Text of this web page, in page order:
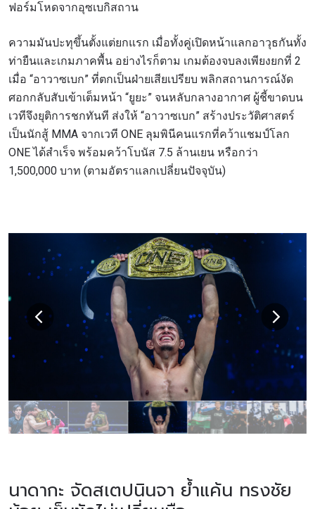
ฟอร์มโหดจากอุซเบกิสถาน
ความมันปะทุขึ้นตั้งแต่ยกแรก เมื่อทั้งคู่เปิดหน้าแลกอาวุธกันทั้ง
ท่ายืนและเกมภาคพื้น อย่างไรก็ตาม เกมต้องจบลงเพียงยกที่ 2
เมื่อ “อาวาซเบก” ที่ตกเป็นฝ่ายเสียเปรียบ พลิกสถานการณ์งัด
ศอกกลับสับเข้าเต็มหน้า “ยูยะ” จนหลับกลางอากาศ ผู้ชี้ขาดบน
เวทีจึงยุติการชกทันที ส่งให้ “อาวาซเบก” สร้างประวัติศาสตร์
เป็นนักสู้ MMA จากเวที ONE ลุมพินีคนแรกที่คว้าแชมป์โลก
ONE ได้สำเร็จ พร้อมคว้าโบนัส 7.5 ล้านเยน หรือกว่า
1,500,000 บาท (ตามอัตราแลกเปลี่ยนปัจจุบัน)
นาดากะ จัดสเตปนินจา ย้ำแค้น ทรงชัย